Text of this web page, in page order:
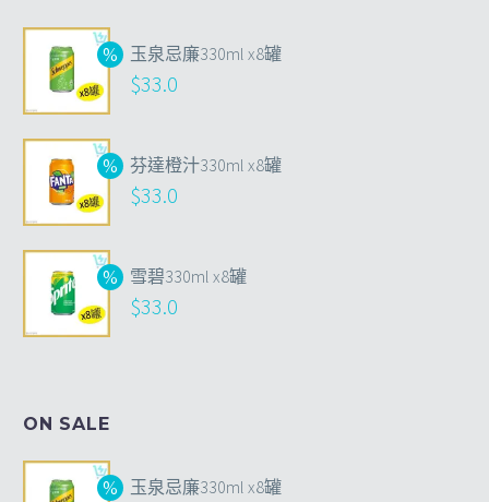
玉泉忌廉330ml x8罐
$33.0
芬達橙汁330ml x8罐
$33.0
雪碧330ml x8罐
$33.0
ON SALE
玉泉忌廉330ml x8罐